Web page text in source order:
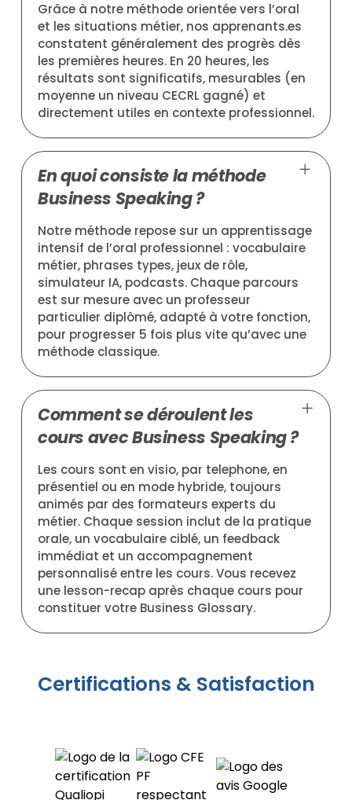
Grâce à notre méthode orientée vers l’oral
et les situations métier, nos apprenants.es
constatent généralement des progrès dès
les premières heures. En 20 heures, les
résultats sont significatifs, mesurables (en
moyenne un niveau CECRL gagné) et
directement utiles en contexte professionnel.
En quoi consiste la méthode
Business Speaking ?
Notre méthode repose sur un apprentissage
intensif de l’oral professionnel : vocabulaire
métier, phrases types, jeux de rôle,
simulateur IA, podcasts. Chaque parcours
est sur mesure avec un professeur
particulier diplômé, adapté à votre fonction,
pour progresser 5 fois plus vite qu’avec une
méthode classique.
Comment se déroulent les
cours avec Business Speaking ?
Les cours sont en visio, par telephone, en
présentiel ou en mode hybride, toujours
animés par des formateurs experts du
métier. Chaque session inclut de la pratique
orale, un vocabulaire ciblé, un feedback
immédiat et un accompagnement
personnalisé entre les cours. Vous recevez
une lesson-recap après chaque cours pour
constituer votre Business Glossary.
Certifications & Satisfaction